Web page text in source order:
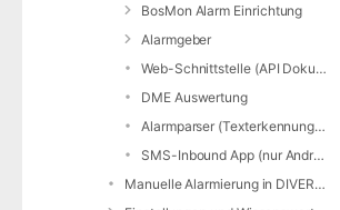
BosMon Alarm Einrichtung
Alarmgeber
Web-Schnittstelle (API Dokumentation)
DME Auswertung
Alarmparser (Texterkennung für SMS/SDS/JSON)
SMS-Inbound App (nur Android)
Manuelle Alarmierung in DIVERA 24/7